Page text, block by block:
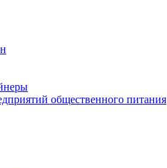
общественного питания